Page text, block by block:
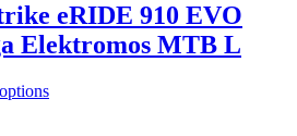
eRIDE 910 EVO
Elektromos MTB L